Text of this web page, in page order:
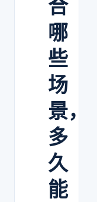
合
哪
些
场
景，
多
久
能